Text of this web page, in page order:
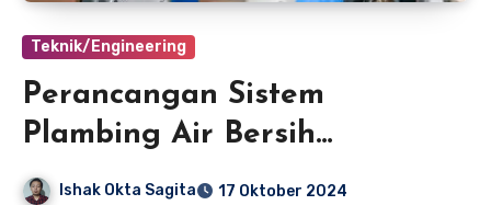
Teknik/Engineering
Perancangan Sistem
Plambing Air Bersih
Sederhana Dalam Empat
Ishak Okta Sagita
17 Oktober 2024